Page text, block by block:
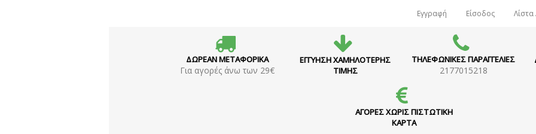
Εγγραφή Είσοδος
ΔΩΡΕΑΝ ΜΕΤΑΦΟΡΙΚΑ
Για αγορές άνω των 29€
ΕΓΓΥΗΣΗ ΧΑΜΗΛΟΤΕΡΗΣ
ΤΙΜΗΣ
ΤΗΛΕΦΩΝΙΚΕΣ ΠΑΡΑΓΓΕΛΙΕΣ
2177015218
ΑΓΟΡΕΣ ΧΩΡΙΣ ΠΙΣΤΩΤΙΚΗ
ΚΑΡΤΑ